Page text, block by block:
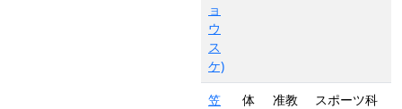
ョ
ウ
ス
ケ)
笠
体
准教
スポーツ科